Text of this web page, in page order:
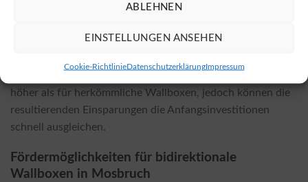
ABLEHNEN
EINSTELLUNGEN ANSEHEN
Cookie-RichtlinieDatenschutzerklärungImpressum
örtlichen Gegebenheiten ab. Faktoren, die die Kosten
Installationen vor Ort, die benötigten Materialien und die
höher als für herkömmliche Wallboxen, jedoch können die
resultierenden Einsparungen die Anfangsinvestitionen
schnell ausgleichen.
Fördermöglichkeiten für bidirektionale
Wallboxen in Mosbruch